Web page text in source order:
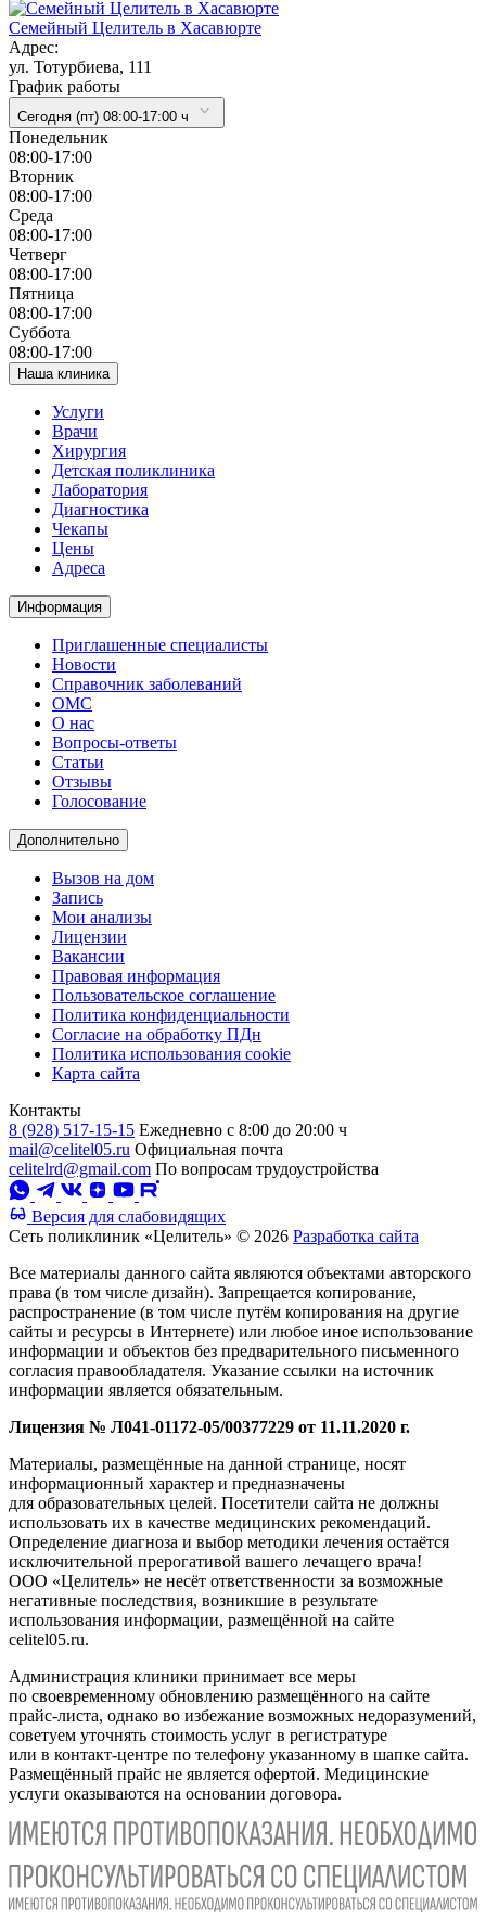
Семейный Целитель в Хасавюрте
Адрес:
ул. Тотурбиева, 111
График работы
Сегодня (пт) 08:00-17:00 ч
Понедельник
08:00-17:00
Вторник
08:00-17:00
Cреда
08:00-17:00
Четверг
08:00-17:00
Пятница
08:00-17:00
Суббота
08:00-17:00
Наша клиника
Услуги
Врачи
Хирургия
Детская поликлиника
Лаборатория
Диагностика
Чекапы
Цены
Адреса
Информация
Приглашенные специалисты
Новости
Справочник заболеваний
ОМС
О нас
Вопросы-ответы
Статьи
Отзывы
Голосование
Дополнительно
Вызов на дом
Запись
Мои анализы
Лицензии
Вакансии
Правовая информация
Пользовательское соглашение
Политика конфиденциальности
Согласие на обработку ПДн
Политика использования cookie
Карта сайта
Контакты
8 (928) 517-15-15 Ежедневно с 8:00 до 20:00 ч
mail@celitel05.ru Официальная почта
celitelrd@gmail.com По вопросам трудоустройства
Версия для слабовидящих
Сеть поликлиник «Целитель» © 2026 Разработка сайта
Все материалы данного сайта являются объектами авторского
права (в том числе дизайн). Запрещается копирование,
распространение (в том числе путём копирования на другие
сайты и ресурсы в Интернете) или любое иное использование
информации и объектов без предварительного письменного
согласия правообладателя. Указание ссылки на источник
информации является обязательным.
Лицензия № Л041-01172-05/00377229 от 11.11.2020 г.
Материалы, размещённые на данной странице, носят
информационный характер и предназначены
для образовательных целей. Посетители сайта не должны
использовать их в качестве медицинских рекомендаций.
Определение диагноза и выбор методики лечения остаётся
исключительной прерогативой вашего лечащего врача!
ООО «Целитель» не несёт ответственности за возможные
негативные последствия, возникшие в результате
использования информации, размещённой на сайте
celitel05.ru.
Администрация клиники принимает все меры
по своевременному обновлению размещённого на сайте
прайс-листа, однако во избежание возможных недоразумений,
советуем уточнять стоимость услуг в регистратуре
или в контакт-центре по телефону указанному в шапке сайта.
Размещённый прайс не является офертой. Медицинские
услуги оказываются на основании договора.